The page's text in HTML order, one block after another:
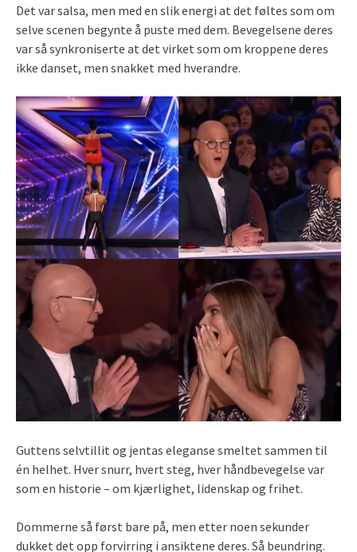
Det var salsa, men med en slik energi at det føltes som om
selve scenen begynte å puste med dem. Bevegelsene deres
var så synkroniserte at det virket som om kroppene deres
ikke danset, men snakket med hverandre.
Guttens selvtillit og jentas eleganse smeltet sammen til
én helhet. Hver snurr, hvert steg, hver håndbevegelse var
som en historie – om kjærlighet, lidenskap og frihet.
Dommerne så først bare på, men etter noen sekunder
dukket det opp forvirring i ansiktene deres. Så beundring.